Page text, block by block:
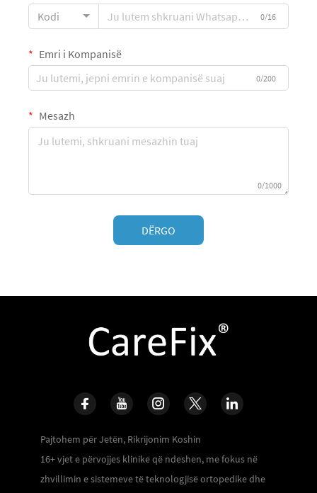
Kodi
0/16
Emri i Kompanisë
0/200
Mesazh
0/1000
DËRGO
Pajtohem për Jetën, Rikrijonim Koshin
16+ vjet e përvojjes klinike që ndeshen, me fokus në
zhvillimin e sistemeve të teknologjisë ortopedike dhe